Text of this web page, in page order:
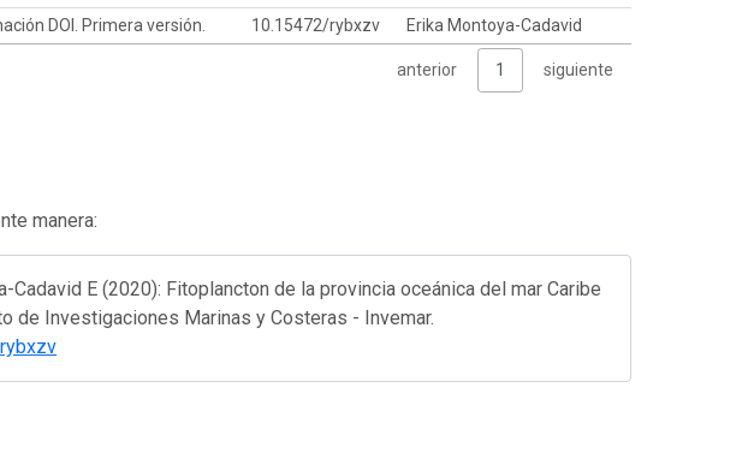
DOI. Primera versión. 10.15472/rybxzv Erika Montoya-Cadavid
anterior 1 siguiente
manera:
Cadavid E (2020): Fitoplancton de la provincia oceánica del mar Caribe
de Investigaciones Marinas y Costeras - Invemar.